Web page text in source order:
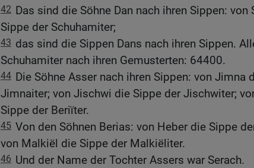
42 Das sind die Söhne Dan nach ihren Sippen: von
Sippe der Schuhamiter;
43 das sind die Sippen Dans nach ihren Sippen.
Schuhamiter nach ihren Gemusterten: 64400.
44 Die Söhne Asser nach ihren Sippen: von Jimna
Jimnaiter; von Jischwi die Sippe der Jischwiter;
Sippe der Beriïter.
45 Von den Söhnen Berias: von Heber die Sippe
von Malkiël die Sippe der Malkiëliter.
46 Und der Name der Tochter Assers war Serach.